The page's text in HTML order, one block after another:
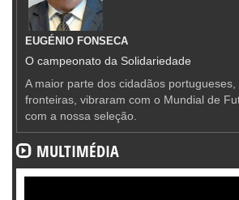
EUGÉNIO FONSECA
O campeonato da Solidariedade
A maior parte dos cidadãos
fronteiras, vibraram com o Mundial de
com a nossa seleção.
MULTIMÉDIA